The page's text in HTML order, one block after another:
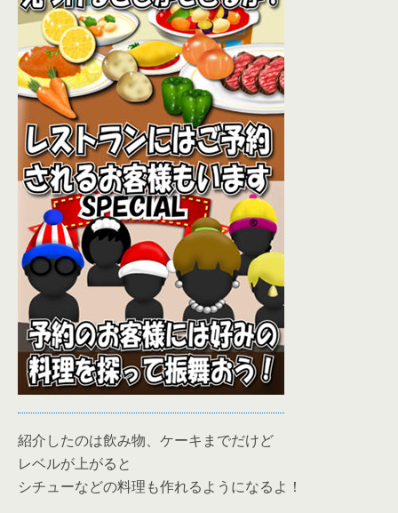
紹介したのは飲み物、ケーキまでだけど
レベルが上がると
シチューなどの料理も作れるようになるよ！